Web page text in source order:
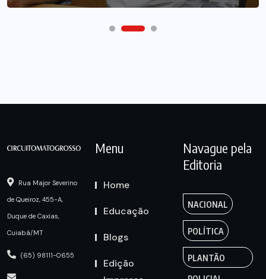
Rua Major Severino
de Queiroz, 455-A,
Duque de Caxias,
Cuiabá/MT
(65) 98111-0655
Menu
Home
Educação
Blogs
Edição
Navague pela
Editoria
NACIONAL
POLÍTICA
PLANTÃO